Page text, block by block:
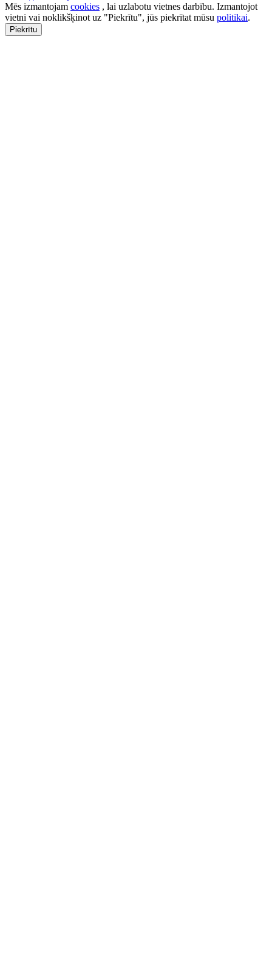
Mēs izmantojam cookies , lai uzlabotu vietnes darbību. Izmantojot
vietni vai noklikšķinot uz "Piekrītu", jūs piekrītat mūsu politikai.
Piekrītu